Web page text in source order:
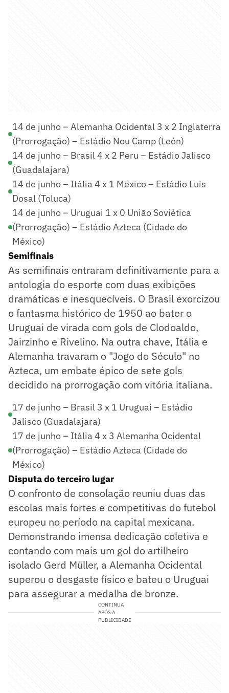
14 de junho – Alemanha Ocidental 3 x 2 Inglaterra
(Prorrogação) – Estádio Nou Camp (León)
14 de junho – Brasil 4 x 2 Peru – Estádio Jalisco
(Guadalajara)
14 de junho – Itália 4 x 1 México – Estádio Luis
Dosal (Toluca)
14 de junho – Uruguai 1 x 0 União Soviética
(Prorrogação) – Estádio Azteca (Cidade do
México)
Semifinais
As semifinais entraram definitivamente para a
antologia do esporte com duas exibições
dramáticas e inesquecíveis. O Brasil exorcizou
o fantasma histórico de 1950 ao bater o
Uruguai de virada com gols de Clodoaldo,
Jairzinho e Rivelino. Na outra chave, Itália e
Alemanha travaram o "Jogo do Século" no
Azteca, um embate épico de sete gols
decidido na prorrogação com vitória italiana.
17 de junho – Brasil 3 x 1 Uruguai – Estádio
Jalisco (Guadalajara)
17 de junho – Itália 4 x 3 Alemanha Ocidental
(Prorrogação) – Estádio Azteca (Cidade do
México)
Disputa do terceiro lugar
O confronto de consolação reuniu duas das
escolas mais fortes e competitivas do futebol
europeu no período na capital mexicana.
Demonstrando imensa dedicação coletiva e
contando com mais um gol do artilheiro
isolado Gerd Müller, a Alemanha Ocidental
superou o desgaste físico e bateu o Uruguai
para assegurar a medalha de bronze.
CONTINUA
APÓS A
PUBLICIDADE